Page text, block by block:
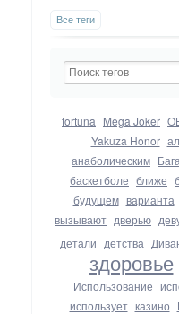
Все теги
fortuna Mega Joker
Yakuza Honor
анаболическим
баскетболе ближе
будущем варианта
вызывают дверью
детали детства
здоровье
Использование
использует казино